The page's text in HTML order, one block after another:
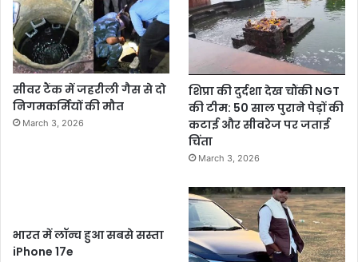
सीवर टैंक में जहरीली गैस से दो
निगमकर्मियों की मौत
March 3, 2026
शिप्रा की दुर्दशा देख चौंकी NGT
की टीम: 50 साल पुराने पेड़ों की
कटाई और सीवरेज पर जताई
चिंता
March 3, 2026
भारत में लॉन्च हुआ सबसे सस्ता
iPhone 17e